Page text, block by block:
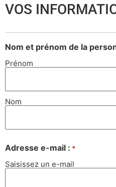
VOS
Nom et prénom de la
Prénom
Nom
Adresse e-mail : *
Saisissez un e-mail